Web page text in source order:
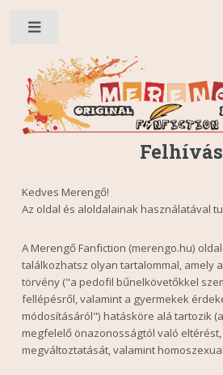
Felhívás
Kedves Merengő!
Az oldal és aloldalainak használatával
A Merengő Fanfiction (merengo.hu)
találkozhatsz olyan tartalommal, amely a
törvény ("a pedofil bűnelkövetőkkel
fellépésről, valamint a gyermekek
módosításáról") hatásköre alá tartozik
megfelelő önazonosságtól való eltérést,
megváltoztatását, valamint